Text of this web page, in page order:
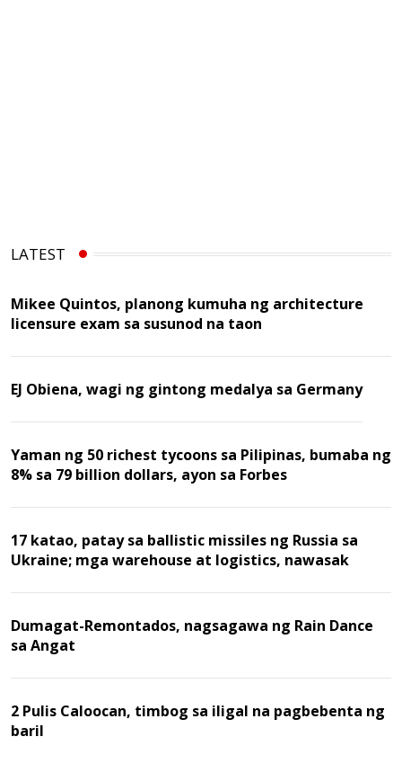
LATEST
Mikee Quintos, planong kumuha ng architecture
licensure exam sa susunod na taon
EJ Obiena, wagi ng gintong medalya sa Germany
Yaman ng 50 richest tycoons sa Pilipinas, bumaba ng
8% sa 79 billion dollars, ayon sa Forbes
17 katao, patay sa ballistic missiles ng Russia sa
Ukraine; mga warehouse at logistics, nawasak
Dumagat-Remontados, nagsagawa ng Rain Dance
sa Angat
2 Pulis Caloocan, timbog sa iligal na pagbebenta ng
baril